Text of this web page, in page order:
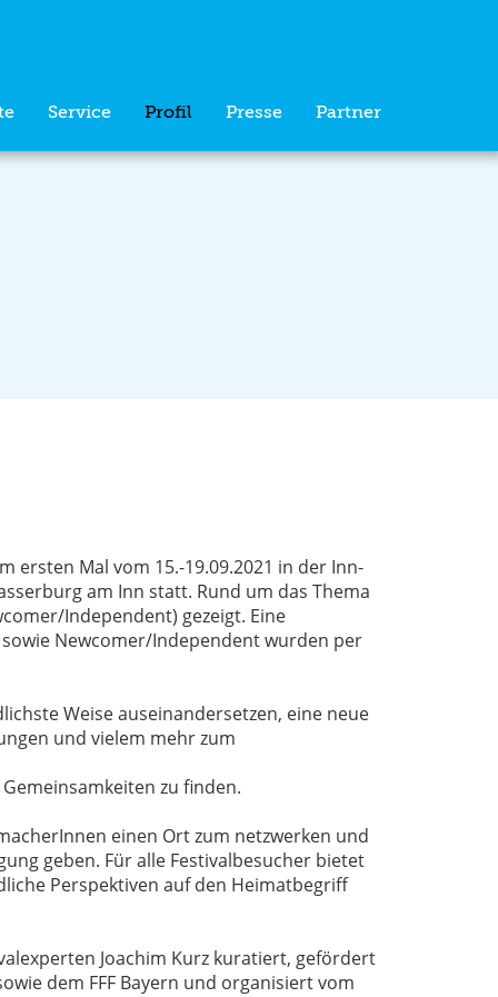
Service Profil Presse Partner
ersten Mal vom 15.-19.09.2021 in der Inn-
am Inn statt. Rund um das Thema
Independent) gezeigt. Eine
Newcomer/Independent wurden per
Weise auseinandersetzen, eine neue
und vielem mehr zum
zu finden.
einen Ort zum netzwerken und
geben. Für alle Festivalbesucher bietet
Perspektiven auf den Heimatbegriff
Joachim Kurz kuratiert, gefördert
dem FFF Bayern und organisiert vom